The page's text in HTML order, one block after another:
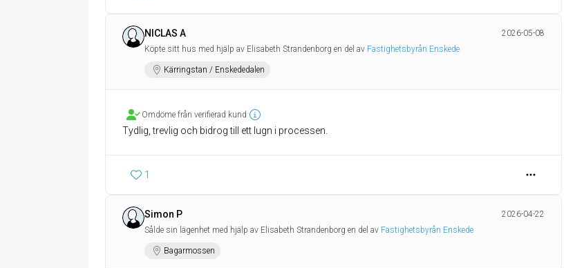
NICLAS A
2026-05-08
Köpte sitt hus med hjälp av Elisabeth Strandenborg en del av Fastighetsbyrån Enskede
Kärringstan / Enskededalen
Omdöme från verifierad kund
Tydlig, trevlig och bidrog till ett lugn i processen.
1
Simon P
2026-04-22
Sålde sin lägenhet med hjälp av Elisabeth Strandenborg en del av Fastighetsbyrån Enskede
Bagarmossen